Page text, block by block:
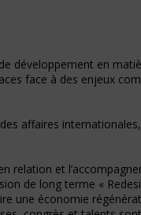
développement en
face à des enjeux
affaires
et
de long terme «
une économie